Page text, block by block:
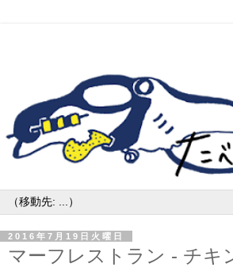
2016年7月19日火曜日
マーフレストラン - チキ